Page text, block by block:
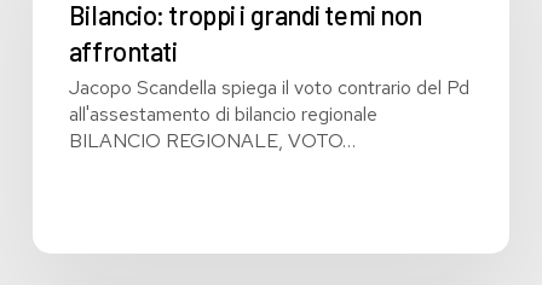
affrontati
Bilancio: troppi i grandi temi non
affrontati
Jacopo Scandella spiega il voto contrario del Pd
all'assestamento di bilancio regionale
BILANCIO REGIONALE, VOTO…